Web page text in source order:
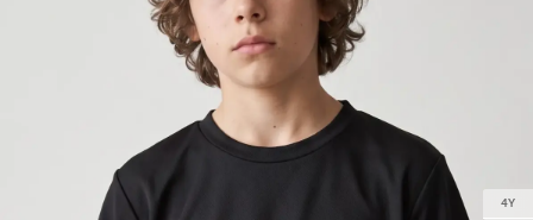
4Y